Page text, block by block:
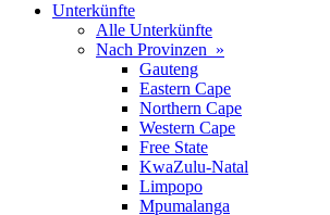
Unterkünfte
Alle Unterkünfte
Nach Provinzen »
Gauteng
Eastern Cape
Northern Cape
Western Cape
Free State
KwaZulu-Natal
Limpopo
Mpumalanga